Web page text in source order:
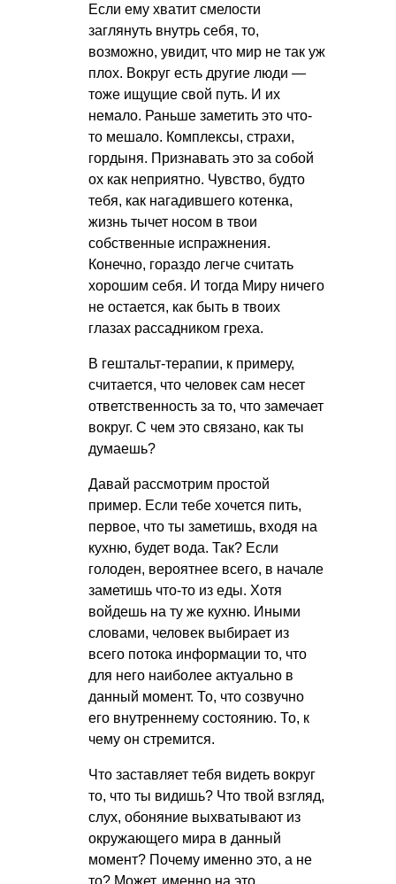
Если ему хватит смелости
заглянуть внутрь себя, то,
возможно, увидит, что мир не так уж
плох. Вокруг есть другие люди —
тоже ищущие свой путь. И их
немало. Раньше заметить это что-
то мешало. Комплексы, страхи,
гордыня. Признавать это за собой
ох как неприятно. Чувство, будто
тебя, как нагадившего котенка,
жизнь тычет носом в твои
собственные испражнения.
Конечно, гораздо легче считать
хорошим себя. И тогда Миру ничего
не остается, как быть в твоих
глазах рассадником греха.
В гештальт-терапии, к примеру,
считается, что человек сам несет
ответственность за то, что замечает
вокруг. С чем это связано, как ты
думаешь?
Давай рассмотрим простой
пример. Если тебе хочется пить,
первое, что ты заметишь, входя на
кухню, будет вода. Так? Если
голоден, вероятнее всего, в начале
заметишь что-то из еды. Хотя
войдешь на ту же кухню. Иными
словами, человек выбирает из
всего потока информации то, что
для него наиболее актуально в
данный момент. То, что созвучно
его внутреннему состоянию. То, к
чему он стремится.
Что заставляет тебя видеть вокруг
то, что ты видишь? Что твой взгляд,
слух, обоняние выхватывают из
окружающего мира в данный
момент? Почему именно это, а не
то? Может, именно на это